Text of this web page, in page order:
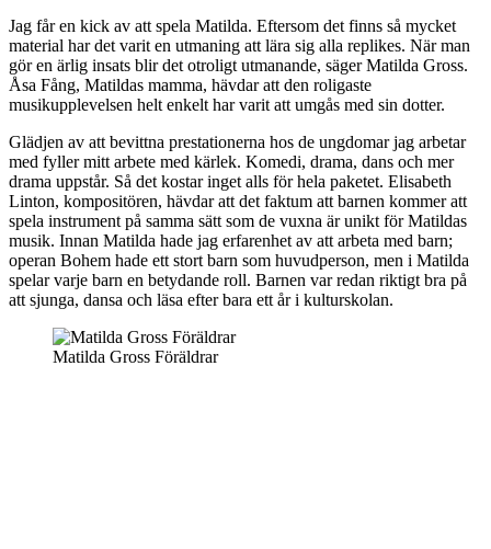
Jag får en kick av att spela Matilda. Eftersom det finns så mycket
material har det varit en utmaning att lära sig alla replikes. När man
gör en ärlig insats blir det otroligt utmanande, säger Matilda Gross.
Åsa Fång, Matildas mamma, hävdar att den roligaste
musikupplevelsen helt enkelt har varit att umgås med sin dotter.
Glädjen av att bevittna prestationerna hos de ungdomar jag arbetar
med fyller mitt arbete med kärlek. Komedi, drama, dans och mer
drama uppstår. Så det kostar inget alls för hela paketet. Elisabeth
Linton, kompositören, hävdar att det faktum att barnen kommer att
spela instrument på samma sätt som de vuxna är unikt för Matildas
musik. Innan Matilda hade jag erfarenhet av att arbeta med barn;
operan Bohem hade ett stort barn som huvudperson, men i Matilda
spelar varje barn en betydande roll. Barnen var redan riktigt bra på
att sjunga, dansa och läsa efter bara ett år i kulturskolan.
Matilda Gross Föräldrar